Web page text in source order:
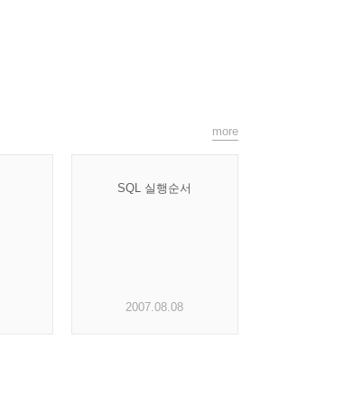
SQL 실행순서
2007.08.08
more